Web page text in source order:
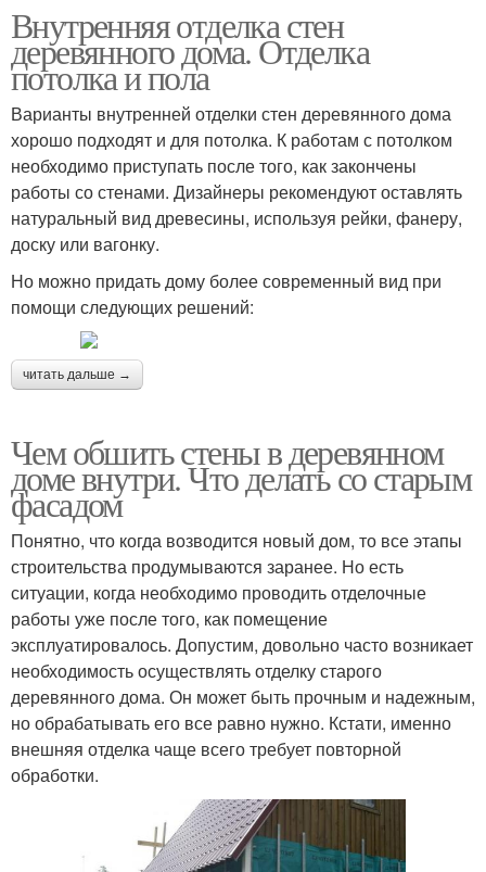
Внутренняя отделка стен
деревянного дома. Отделка
потолка и пола
Варианты внутренней отделки стен деревянного дома
хорошо подходят и для потолка. К работам с потолком
необходимо приступать после того, как закончены
работы со стенами. Дизайнеры рекомендуют оставлять
натуральный вид древесины, используя рейки, фанеру,
доску или вагонку.
Но можно придать дому более современный вид при
помощи следующих решений:
читать дальше →
Чем обшить стены в деревянном
доме внутри. Что делать со старым
фасадом
Понятно, что когда возводится новый дом, то все этапы
строительства продумываются заранее. Но есть
ситуации, когда необходимо проводить отделочные
работы уже после того, как помещение
эксплуатировалось. Допустим, довольно часто возникает
необходимость осуществлять отделку старого
деревянного дома. Он может быть прочным и надежным,
но обрабатывать его все равно нужно. Кстати, именно
внешняя отделка чаще всего требует повторной
обработки.